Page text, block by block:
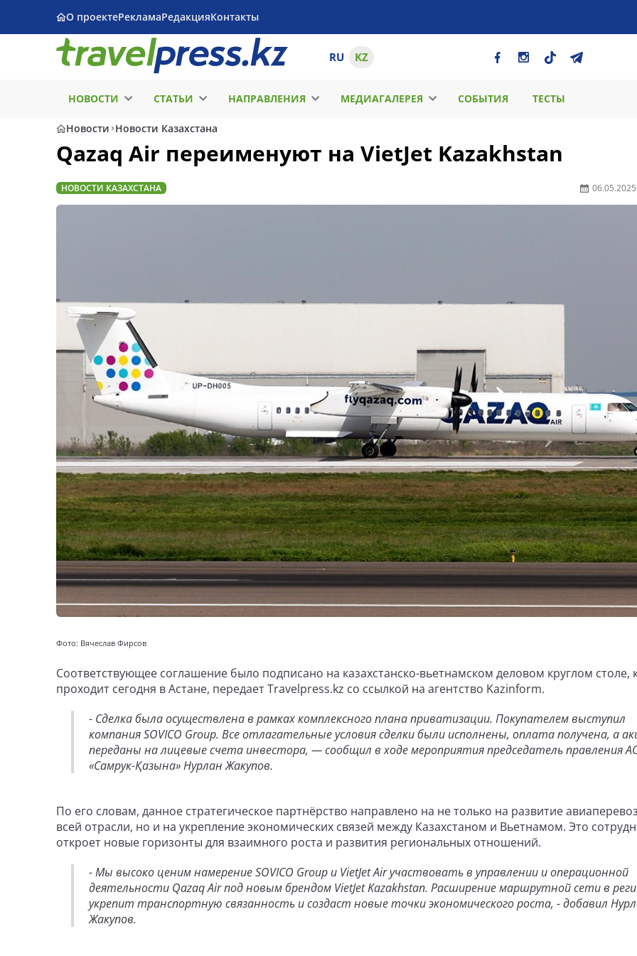
О проектеРекламаРедакцияКонтакты
RU KZ
НОВОСТИ СТАТЬИ НАПРАВЛЕНИЯ МЕДИАГАЛЕРЕЯ СОБЫТИЯ ТЕСТЫ
Новости Новости Казахстана
Qazaq Air переименуют на VietJet Kazakhstan
НОВОСТИ КАЗАХСТАНА 06.05.2025
Фото: Вячеслав Фирсов
Соответствующее соглашение было подписано на казахстанско-вьетнамском деловом круглом столе,
проходит сегодня в Астане, передает Travelpress.kz со ссылкой на агентство Kazinform.
- Сделка была осуществлена в рамках комплексного плана приватизации. Покупателем выступил
компания SOVICO Group. Все отлагательные условия сделки были исполнены, оплата получена, а
переданы на лицевые счета инвестора, — сообщил в ходе мероприятия председатель правления
«Самрук-Қазына» Нурлан Жакупов.
По его словам, данное стратегическое партнёрство направлено на не только на развитие
всей отрасли, но и на укрепление экономических связей между Казахстаном и Вьетнамом. Это
откроет новые горизонты для взаимного роста и развития региональных отношений.
- Мы высоко ценим намерение SOVICO Group и VietJet Air участвовать в управлении и операционной
деятельности Qazaq Air под новым брендом VietJet Kazakhstan. Расширение маршрутной сети в
укрепит транспортную связанность и создаст новые точки экономического роста, - добавил
Жакупов.